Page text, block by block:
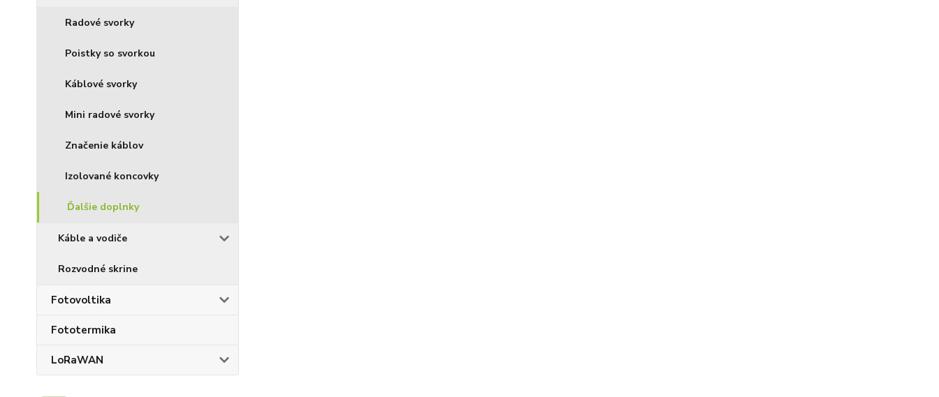
Radové svorky
Poistky so svorkou
Káblové svorky
Mini radové svorky
Značenie káblov
Izolované koncovky
Ďalšie doplnky
Káble a vodiče
Rozvodné skrine
Fotovoltika
Fototermika
LoRaWAN